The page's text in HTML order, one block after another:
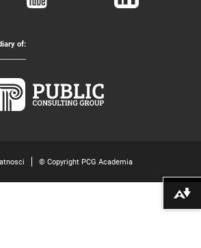
of:
© Copyright PCG Academia
Pobierz